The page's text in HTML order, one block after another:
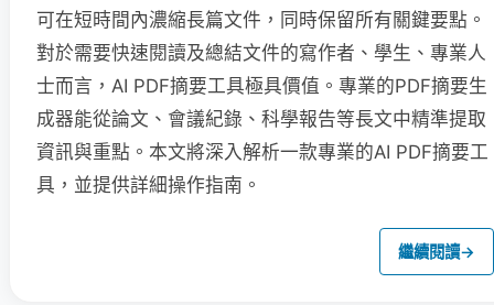
可在短時間內濃縮長篇文件，同時保留所有關鍵要點。
對於需要快速閱讀及總結文件的寫作者、學生、專業人
士而言，AI PDF摘要工具極具價值。專業的PDF摘要生
成器能從論文、會議紀錄、科學報告等長文中精準提取
資訊與重點。本文將深入解析一款專業的AI PDF摘要工
具，並提供詳細操作指南。
繼續閱讀→